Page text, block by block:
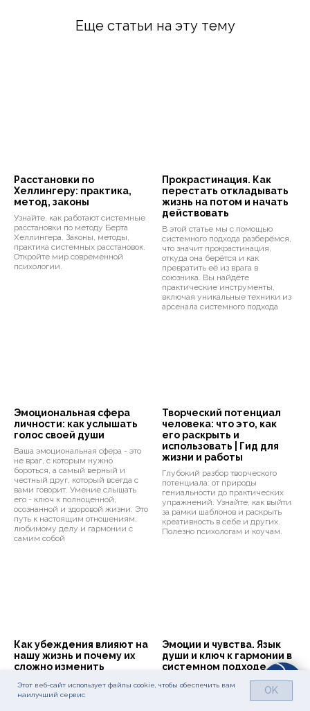
Еще статьи на эту тему
Расстановки по
Хеллингеру: практика,
метод, законы
Узнайте, как работают системные
расстановки по методу Берта
Хеллингера. Законы, методы,
практика системных расстановок.
Откройте мир современной
психологии.
Прокрастинация. Как
перестать откладывать
жизнь на потом и начать
действовать
В этой статье мы с помощью
системного подхода разберёмся,
что значит прокрастинация,
откуда она берётся и как
превратить её из врага в
союзника. Вы найдёте
практические инструменты,
включая уникальные техники из
арсенала системного подхода
Эмоциональная сфера
личности: как услышать
голос своей души
Ваша эмоциональная сфера - это
не враг, с которым нужно
бороться, а самый верный и
честный друг, который всегда с
вами говорит. Умение слышать
его - ключ к полноценной,
осознанной и здоровой жизни. Это
путь к настоящим отношениям,
любимому делу и гармонии с
самим собой
Творческий потенциал
человека: что это, как
его раскрыть и
использовать | Гид для
жизни и работы
Глубокий разбор творческого
потенциала: от природы
гениальности до практических
упражнений. Узнайте, как выйти
за рамки шаблонов и раскрыть
креативность в себе и других.
Полезно психологам и коучам.
Как убеждения влияют на
нашу жизнь и почему их
сложно изменить
Внутренние убеждения это
глубоко усвоенные, прочно
Эмоции и чувства. Язык
души и ключ к гармонии в
системном подходе
Эмоции и чувства - это сигналы
из глубины бессознательного и
родового поля, пытающиеся
Этот веб-сайт использует файлы cookie, чтобы обеспечить вам
наилучший сервис
OK